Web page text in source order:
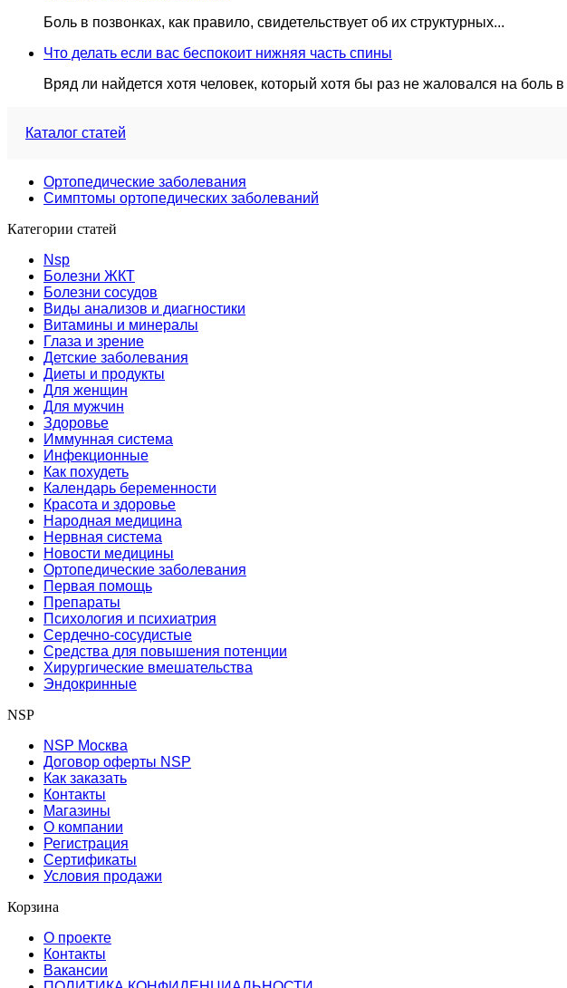
Боль в позвонках, как правило, свидетельствует об их структурных...
Что делать если вас беспокоит нижняя часть спины
Вряд ли найдется хотя человек, который хотя бы раз не жаловался на
Каталог статей
Ортопедические заболевания
Симптомы ортопедических заболеваний
Категории статей
Nsp
Болезни ЖКТ
Болезни сосудов
Виды анализов и диагностики
Витамины и минералы
Глаза и зрение
Детские заболевания
Диеты и продукты
Для женщин
Для мужчин
Здоровье
Иммунная система
Инфекционные
Как похудеть
Календарь беременности
Красота и здоровье
Народная медицина
Нервная система
Новости медицины
Ортопедические заболевания
Первая помощь
Препараты
Психология и психиатрия
Сердечно-сосудистые
Средства для повышения потенции
Хирургические вмешательства
Эндокринные
NSP
NSP Москва
Договор оферты NSP
Как заказать
Контакты
Магазины
О компании
Регистрация
Сертификаты
Условия продажи
Корзина
О проекте
Контакты
Вакансии